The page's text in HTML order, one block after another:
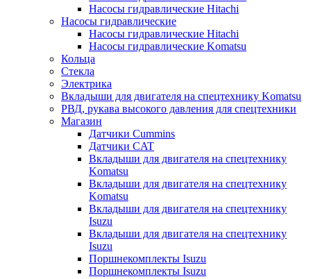
Насосы гидравлические Hitachi
Насосы гидравлические
Насосы гидравлические Hitachi
Насосы гидравлические Komatsu
Кольца
Стекла
Электрика
Вкладыши для двигателя на спецтехнику Komatsu
РВД, рукава высокого давления для спецтехники
Магазин
Датчики Cummins
Датчики CAT
Вкладыши для двигателя на спецтехнику
Komatsu
Вкладыши для двигателя на спецтехнику
Komatsu
Вкладыши для двигателя на спецтехнику
Isuzu
Вкладыши для двигателя на спецтехнику
Isuzu
Поршнекомплекты Isuzu
Поршнекомплекты Isuzu